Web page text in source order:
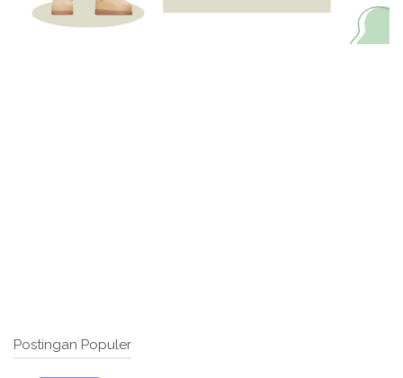
Postingan Populer